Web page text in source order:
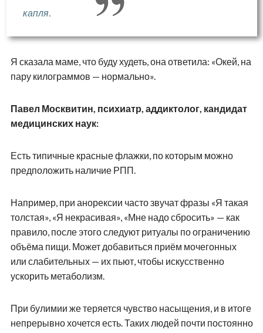
капля.
Я сказала маме, что буду худеть, она ответила: «Окей, на
пару килограммов — нормально».
Павел Москвитин, психиатр, аддиктолог, кандидат
медицинских наук:
Есть типичные красные флажки, по которым можно
предположить наличие РПП.
Например, при анорексии часто звучат фразы «Я такая
толстая», «Я некрасивая», «Мне надо сбросить» — как
правило, после этого следуют ритуалы по ограничению
объёма пищи. Может добавиться приём мочегонных
или слабительных — их пьют, чтобы искусственно
ускорить метаболизм.
При булимии же теряется чувство насыщения, и в итоге
непрерывно хочется есть. Таких людей почти постоянно